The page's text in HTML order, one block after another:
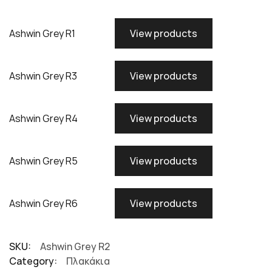
Ashwin Grey R1 View products
Ashwin Grey R3 View products
Ashwin Grey R4 View products
Ashwin Grey R5 View products
Ashwin Grey R6 View products
SKU:
Ashwin Grey R2
Category:
Πλακάκια